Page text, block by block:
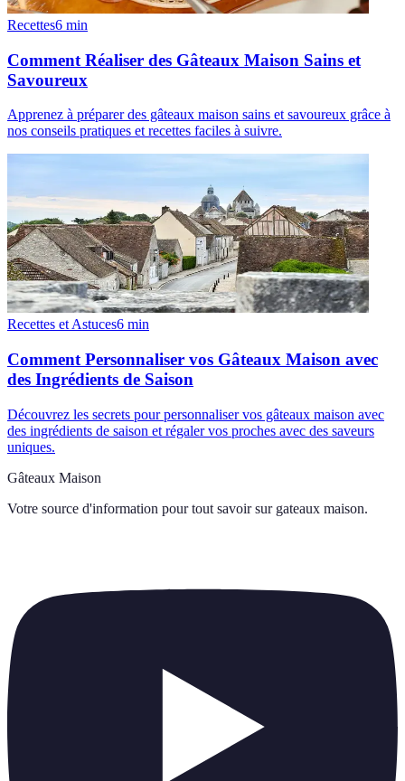
Recettes6 min
Comment Réaliser des Gâteaux Maison Sains et
Savoureux
Apprenez à préparer des gâteaux maison sains et savoureux grâce à
nos conseils pratiques et recettes faciles à suivre.
Recettes et Astuces6 min
Comment Personnaliser vos Gâteaux Maison avec
des Ingrédients de Saison
Découvrez les secrets pour personnaliser vos gâteaux maison avec
des ingrédients de saison et régaler vos proches avec des saveurs
uniques.
Gâteaux Maison
Votre source d'information pour tout savoir sur gateaux maison.